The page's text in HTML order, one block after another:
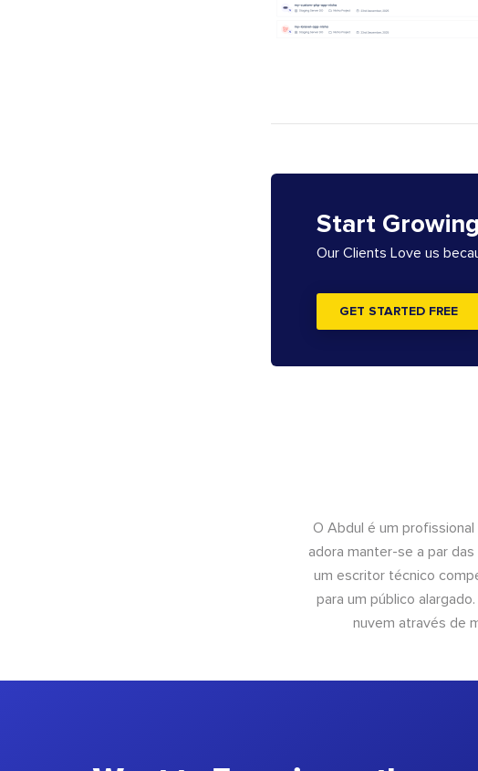
Start
Our Clients Love us
GET STARTED FREE
O Abdul é um
adora manter-se a par
um escritor técnico
para um público
nuvem através de